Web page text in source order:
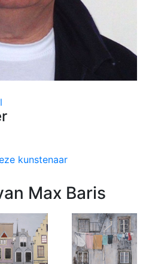
kunstenaar
Max Baris